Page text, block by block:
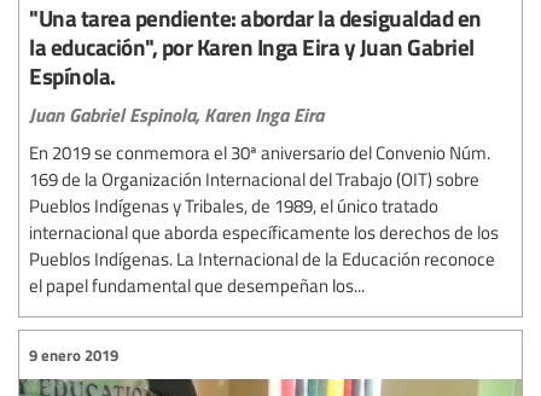
"Una tarea pendiente: abordar la desigualdad en
la educación", por Karen Inga Eira y Juan Gabriel
Espínola.
Juan Gabriel Espinola, Karen Inga Eira
En 2019 se conmemora el 30ª aniversario del Convenio Núm.
169 de la Organización Internacional del Trabajo (OIT) sobre
Pueblos Indígenas y Tribales, de 1989, el único tratado
internacional que aborda específicamente los derechos de los
Pueblos Indígenas. La Internacional de la Educación reconoce
el papel fundamental que desempeñan los...
9 enero 2019